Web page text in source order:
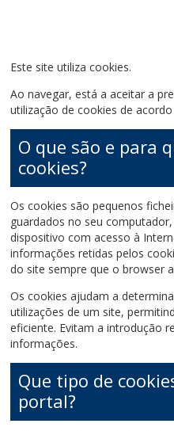
Este site utiliza cookies.
Ao navegar, está a aceitar a
utilização de cookies de
O que são e para
cookies?
Os cookies são pequenos
guardados no seu
dispositivo com acesso à
informações retidas pelos
do site sempre que o browser
Os cookies ajudam a
utilizações de um site,
eficiente. Evitam a introdução
informações.
Que tipo de
portal?